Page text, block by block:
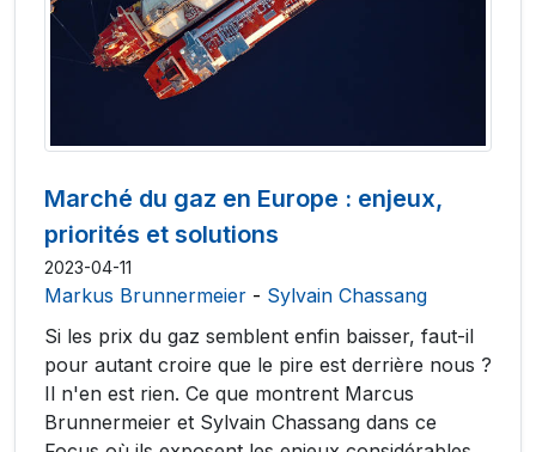
Marché du gaz en Europe : enjeux,
priorités et solutions
2023-04-11
Markus Brunnermeier - Sylvain Chassang
Si les prix du gaz semblent enfin baisser, faut-il
pour autant croire que le pire est derrière nous ?
Il n'en est rien. Ce que montrent Marcus
Brunnermeier et Sylvain Chassang dans ce